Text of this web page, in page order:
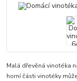
Malá dřevěná vinotéka
horní části vinotéky